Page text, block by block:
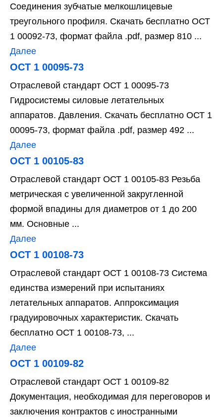
Соединения зубчатые мелкошлицевые
треугольного профиля. Скачать бесплатно ОСТ
1 00092-73, формат файла .pdf, размер 810 ...
Далее
ОСТ 1 00095-73
Отраслевой стандарт ОСТ 1 00095-73
Гидросистемы силовые летательных
аппаратов. Давления. Скачать бесплатно ОСТ 1
00095-73, формат файла .pdf, размер 492 ...
Далее
ОСТ 1 00105-83
Отраслевой стандарт ОСТ 1 00105-83 Резьба
метрическая с увеличенной закругленной
формой впадины для диаметров от 1 до 200
мм. Основные ...
Далее
ОСТ 1 00108-73
Отраслевой стандарт ОСТ 1 00108-73 Система
единства измерений при испытаниях
летательных аппаратов. Аппроксимация
градуировочных характеристик. Скачать
бесплатно ОСТ 1 00108-73, ...
Далее
ОСТ 1 00109-82
Отраслевой стандарт ОСТ 1 00109-82
Документация, необходимая для переговоров и
заключения контрактов с иностранными